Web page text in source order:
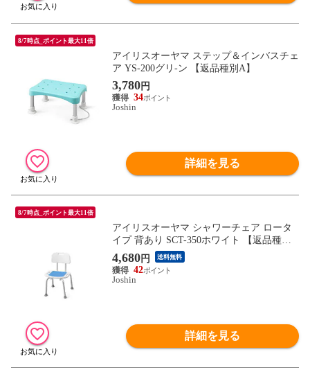
8/7時点_ポイント最大11倍
アイリスオーヤマ ステップ＆インバスチェ
ア YS-200グリ-ン 【返品種別A】
3,780円
34
Joshin
詳細を見る
8/7時点_ポイント最大11倍
アイリスオーヤマ シャワーチェア ロータ
イプ 背あり SCT-350ホワイト 【返品種別
A】
4,680円 送料無料
42
Joshin
詳細を見る